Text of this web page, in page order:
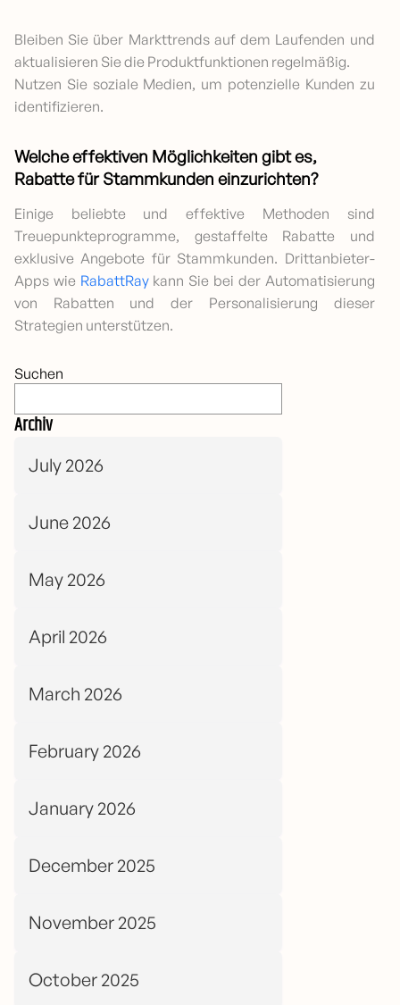
Suchen
Archiv
July 2026
June 2026
May 2026
April 2026
March 2026
February 2026
January 2026
December 2025
November 2025
October 2025
Bleiben Sie über Markttrends auf dem Laufenden und
aktualisieren Sie die Produktfunktionen regelmäßig.
Nutzen Sie soziale Medien, um potenzielle Kunden zu
identifizieren.
Welche effektiven Möglichkeiten gibt es,
Rabatte für Stammkunden einzurichten?
Einige beliebte und effektive Methoden sind
Treuepunkteprogramme, gestaffelte Rabatte und
exklusive Angebote für Stammkunden. Drittanbieter-
Apps wie RabattRaykann Sie bei der Automatisierung
von Rabatten und der Personalisierung dieser
Strategien unterstützen.